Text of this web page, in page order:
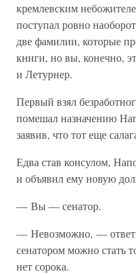
кремлевским
поступал ровно
две фамилии, которые
книги, но вы, конечно,
и Летурнер.
Первый взял
помешал назначению
заявив, что тот еще
Едва став консулом,
и объявил ему новую
— Вы — сенатор.
— Невозможно, —
сенатором можно стать
нет сорока.